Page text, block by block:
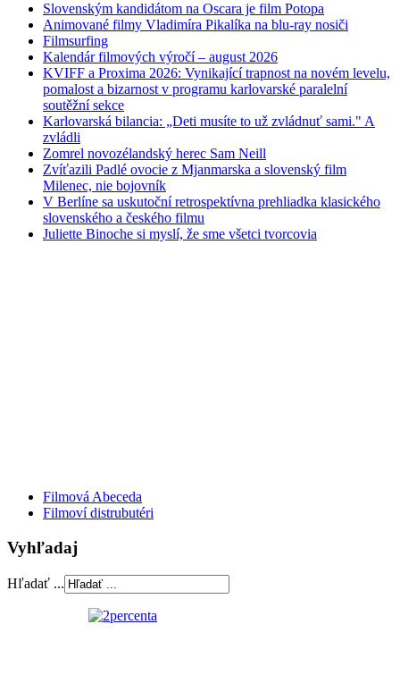
Slovenským kandidátom na Oscara je film Potopa
Animované filmy Vladimíra Pikalíka na blu-ray nosiči
Filmsurfing
Kalendár filmových výročí – august 2026
KVIFF a Proxima 2026: Vynikající trapnost na novém levelu,
pomalost a bizarnost v programu karlovarské paralelní
soutěžní sekce
Karlovarská bilancia: „Deti musíte to už zvládnuť sami." A
zvládli
Zomrel novozélandský herec Sam Neill
Zvíťazili Padlé ovocie z Mjanmarska a slovenský film
Milenec, nie bojovník
V Berlíne sa uskutoční retrospektívna prehliadka klasického
slovenského a českého filmu
Juliette Binoche si myslí, že sme všetci tvorcovia
Filmová Abeceda
Filmoví distrubutéri
Vyhľadaj
Hľadať ...